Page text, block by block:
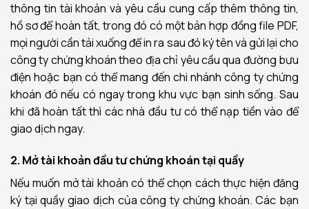
thông tin tài khoản và yêu cầu cung cấp thêm thông tin,
hồ sơ để hoàn tất, trong đó có một bản hợp đồng file PDF,
mọi người cần tải xuống để in ra sau đó ký tên và gửi lại cho
công ty chứng khoán theo địa chỉ yêu cầu qua đường bưu
điện hoặc bạn có thể mang đến chi nhánh công ty chứng
khoán đó nếu có ngay trong khu vực bạn sinh sống. Sau
khi đã hoàn tất thì các nhà đầu tư có thể nạp tiền vào để
giao dịch ngay.
2. Mở tài khoản đầu tư chứng khoán tại quầy
Nếu muốn mở tài khoản có thể chọn cách thực hiện đăng
ký tại quầy giao dịch của công ty chứng khoán. Các bạn